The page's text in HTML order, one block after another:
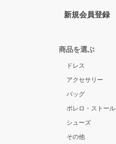
新規会員登録
商品を選ぶ
ドレス
アクセサリー
バッグ
ボレロ・ストール
シューズ
その他